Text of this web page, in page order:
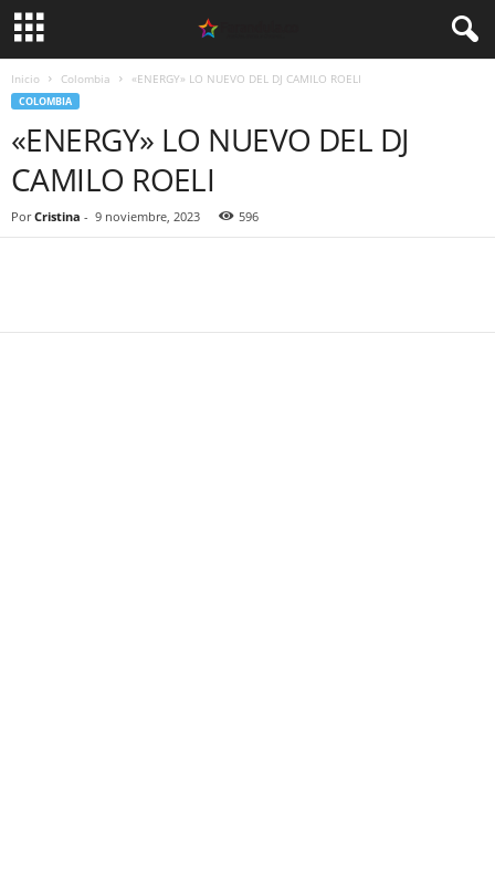
Inicio Colombia «ENERGY» LO NUEVO DEL DJ CAMILO ROELI
COLOMBIA
«ENERGY» LO NUEVO DEL DJ
CAMILO ROELI
Por Cristina - 9 noviembre, 2023 596